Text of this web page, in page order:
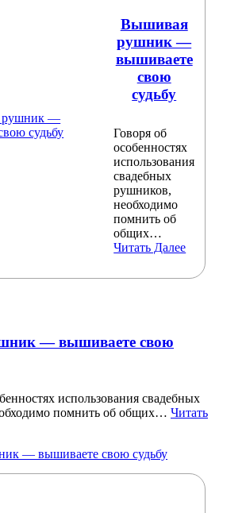
Вышивая
рушник —
вышиваете
свою
судьбу
Говоря об
особенностях
использования
свадебных
рушников,
необходимо
помнить об
общих…
Читать Далее
— вышиваете свою
использования свадебных
помнить об общих… Читать